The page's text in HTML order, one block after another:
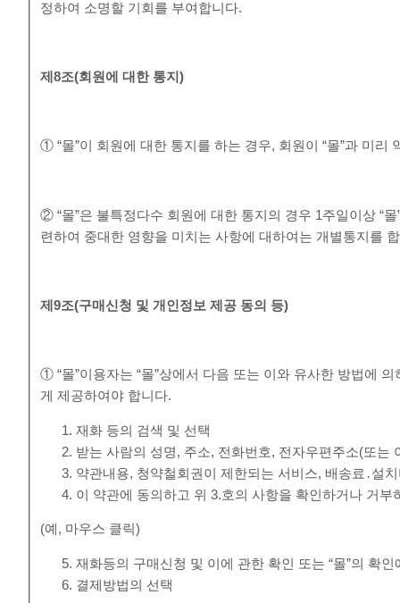
정하여 소명할 기회를 부여합니다.
제8조(회원에 대한 통지)
① “몰”이 회원에 대한 통지를 하는 경우, 회원이 “몰”과 미
② “몰”은 불특정다수 회원에 대한 통지의 경우 1주일이상 “
련하여 중대한 영향을 미치는 사항에 대하여는 개별통지를
제9조(구매신청 및 개인정보 제공 동의 등)
① “몰”이용자는 “몰”상에서 다음 또는 이와 유사한 방법에
게 제공하여야 합니다.
재화 등의 검색 및 선택
받는 사람의 성명, 주소, 전화번호, 전자우편주소(또는
약관내용, 청약철회권이 제한되는 서비스, 배송료․설
이 약관에 동의하고 위 3.호의 사항을 확인하거나 거부
(예, 마우스 클릭)
재화등의 구매신청 및 이에 관한 확인 또는 “몰”의 확인
결제방법의 선택